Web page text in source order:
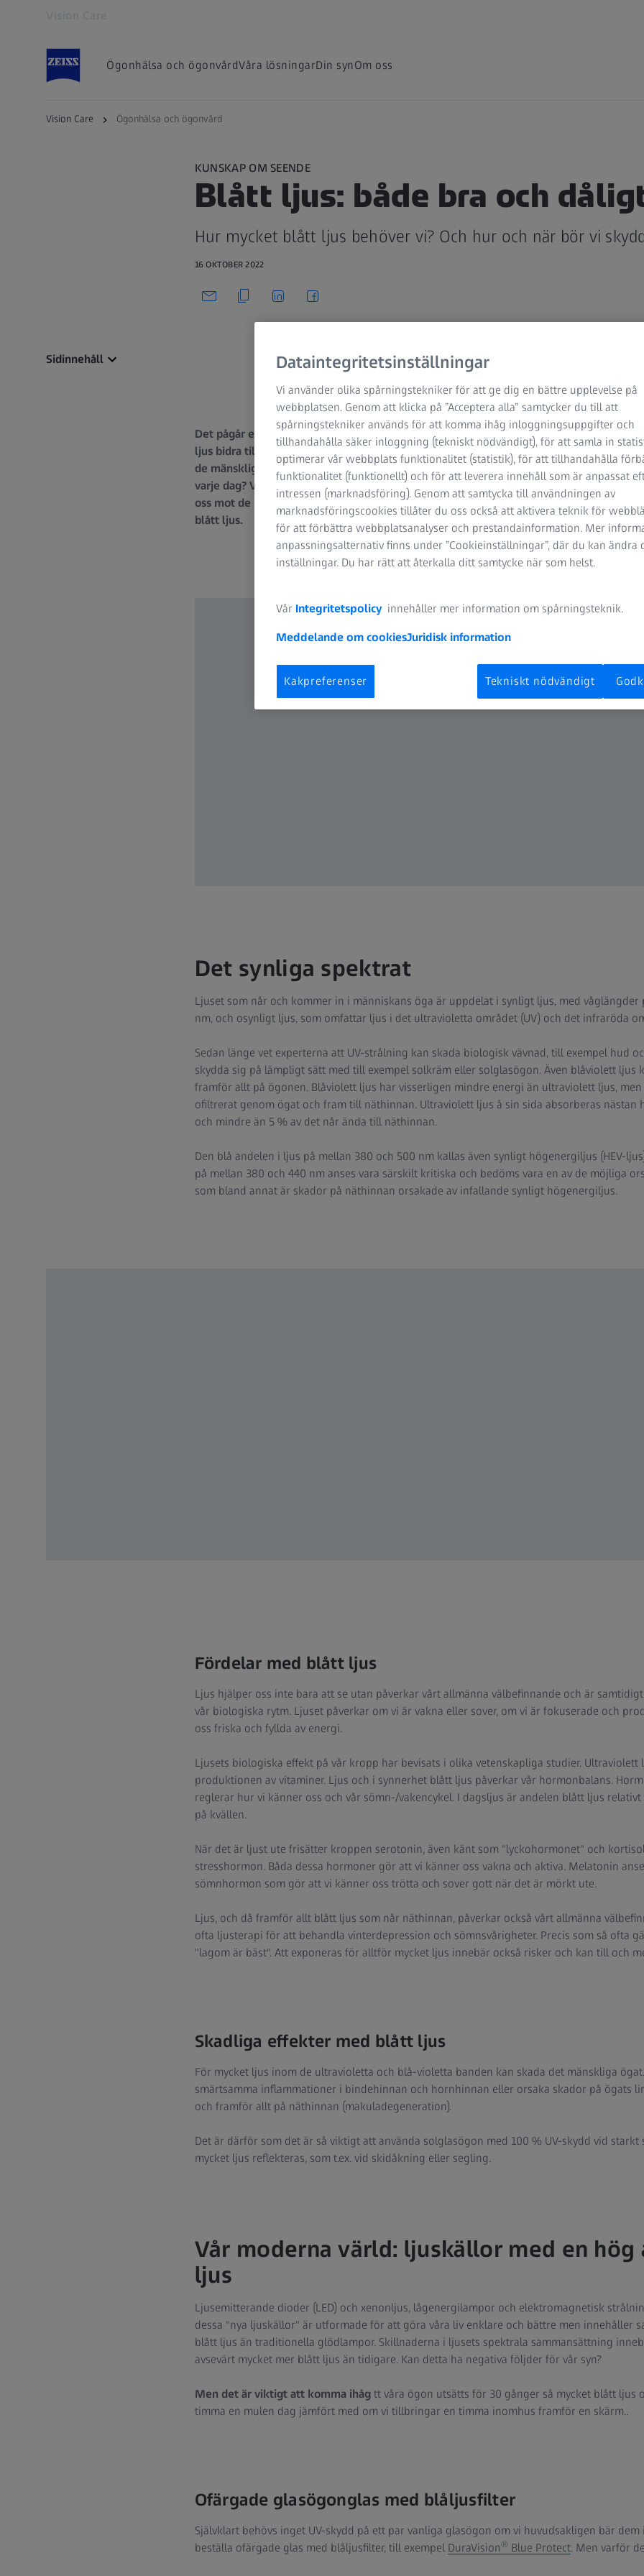
Ögonhälsa och ögonvårdVåra lösningarDin synOm oss
Vision Care Ögonhälsa och ögonvård
KUNSKAP OM SEENDE
Blått ljus: både bra och
Hur mycket blått ljus behöver vi? Och hur och när bör vi
16 OKTOBER 2022
Sidinnehåll
Det pågår en debatt om fördelarna och de eventuellt skadliga nackdelarna med blått
ljus bidra till att lindra vinterdepressioner och sömnproblem. Å andra sidan kan blått
de mänskliga ögat. Vad är det då med blått ljus? Och vad har ändrats när det gäller
varje dag? Varför behöver vår kropp de biologiska effekterna av denna våglängd? Och
oss mot de potentiellt skadliga effekterna av blått ljus? Här kan du läsa mer om vad
blått ljus.
Det synliga spektrat
Ljuset som når och kommer in i människans öga är uppdelat i synligt ljus, med våglängder
nm, och osynligt ljus, som omfattar ljus i det ultravioletta området (UV) och det infraröda
Sedan länge vet experterna att UV-strålning kan skada biologisk vävnad, till exempel hud
skydda sig på lämpligt sätt med till exempel solkräm eller solglasögon. Även blåviolett ljus
framför allt på ögonen. Blåviolett ljus har visserligen mindre energi än ultraviolett ljus,
ofiltrerat genom ögat och fram till näthinnan. Ultraviolett ljus å sin sida absorberas nästan
och mindre än 5 % av det når ända till näthinnan.
Den blå andelen i ljus på mellan 380 och 500 nm kallas även synligt högenergiljus (HEV-
på mellan 380 och 440 nm anses vara särskilt kritiska och bedöms vara en av de möjliga
som bland annat är skador på näthinnan orsakade av infallande synligt högenergiljus.
Fördelar med blått ljus
Ljus hjälper oss inte bara att se utan påverkar vårt allmänna välbefinnande och är
vår biologiska rytm. Ljuset påverkar om vi är vakna eller sover, om vi är fokuserade och
oss friska och fyllda av energi.
Ljusets biologiska effekt på vår kropp har bevisats i olika vetenskapliga studier. Ultraviolett
produktionen av vitaminer. Ljus och i synnerhet blått ljus påverkar vår hormonbalans.
reglerar hur vi känner oss och vår sömn-/vakencykel. I dagsljus är andelen blått ljus
på kvällen.
När det är ljust ute frisätter kroppen serotonin, även känt som "lyckohormonet" och
stresshormon. Båda dessa hormoner gör att vi känner oss vakna och aktiva. Melatonin
sömnhormon som gör att vi känner oss trötta och sover gott när det är mörkt ute.
Ljus, och då framför allt blått ljus som når näthinnan, påverkar också vårt allmänna
ofta ljusterapi för att behandla vinterdepression och sömnsvårigheter. Precis som så ofta
"lagom är bäst". Att exponeras för alltför mycket ljus innebär också risker och kan till och
Skadliga effekter med blått ljus
För mycket ljus inom de ultravioletta och blå-violetta banden kan skada det mänskliga
smärtsamma inflammationer i bindehinnan och hornhinnan eller orsaka skador på ögats
och framför allt på näthinnan (makuladegeneration).
Det är därför som det är så viktigt att använda solglasögon med 100 % UV-skydd vid starkt
mycket ljus reflekteras, som t.ex. vid skidåkning eller segling.
Vår moderna värld: ljuskällor med en
ljus
Ljusemitterande dioder (LED) och xenonljus, lågenergilampor och elektromagnetisk
dessa "nya ljuskällor" är utformade för att göra våra liv enklare och bättre men innehåller
blått ljus än traditionella glödlampor. Skillnaderna i ljusets spektrala sammansättning
avsevärt mycket mer blått ljus än tidigare. Kan detta ha negativa följder för vår syn?
Men det är viktigt att komma ihåg tt våra ögon utsätts för 30 gånger så mycket blått ljus
timma en mulen dag jämfört med om vi tillbringar en timma inomhus framför en skärm..
Ofärgade glasögonglas med blåljusfilter
Självklart behövs inget UV-skydd på ett par vanliga glasögon om vi huvudsakligen bär
beställa ofärgade glas med blåljusfilter, till exempel DuraVision® Blue Protect. Men varför
Dataintegritetsinställningar
Vi använder olika spårningstekniker för att ge dig en bättre upplevelse på
webbplatsen. Genom att klicka på ”Acceptera alla” samtycker du till att
spårningstekniker används för att komma ihåg inloggningsuppgifter och
tillhandahålla säker inloggning (tekniskt nödvändigt), för att samla in
optimerar vår webbplats funktionalitet (statistik), för att tillhandahålla
funktionalitet (funktionellt) och för att leverera innehåll som är anpassat
intressen (marknadsföring). Genom att samtycka till användningen av
marknadsföringscookies tillåter du oss också att aktivera teknik för
för att förbättra webbplatsanalyser och prestandainformation. Mer
anpassningsalternativ finns under ”Cookieinställningar”, där du kan ändra
inställningar. Du har rätt att återkalla ditt samtycke när som helst.
Vår Integritetspolicy innehåller mer information om spårningsteknik.
Meddelande om cookiesJuridisk information
Kakpreferenser Tekniskt nödvändigt